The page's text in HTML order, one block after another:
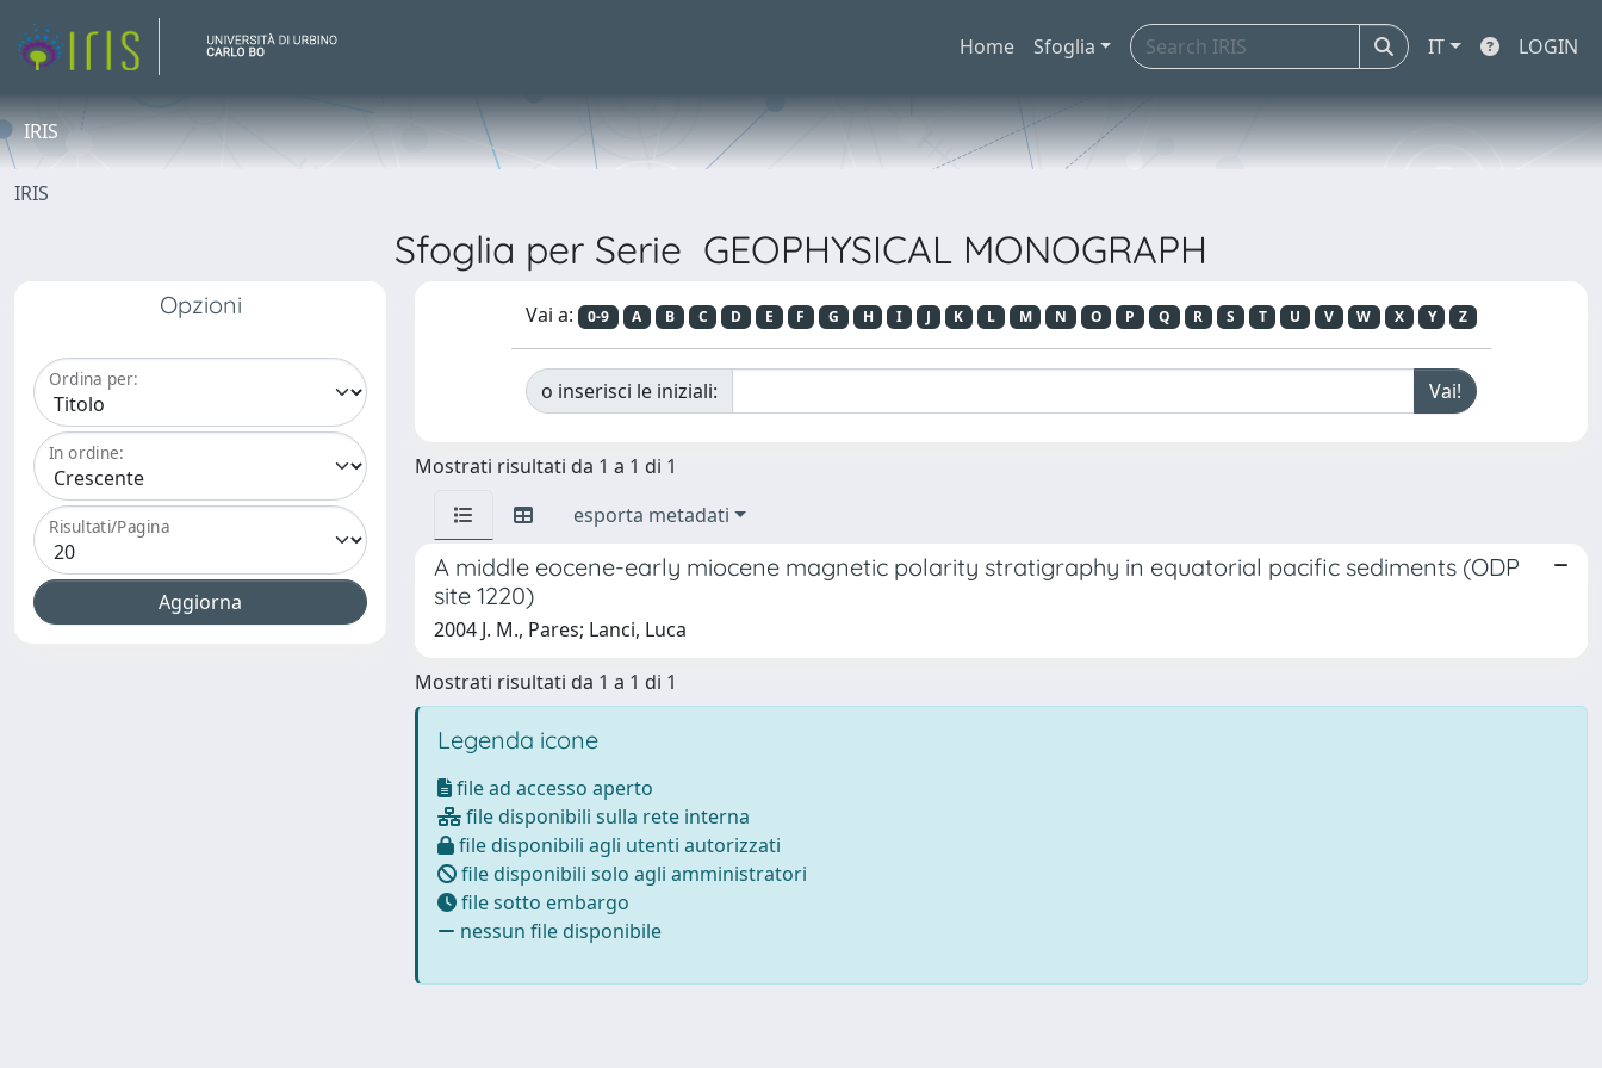
Home Sfoglia IT LOGIN
IRIS
IRIS
Sfoglia per Serie GEOPHYSICAL MONOGRAPH
Opzioni
Ordina per:
In ordine:
Risultati/Pagina
Vai a: 0-9 A B C D E F G H I J K L M N O P Q R S T U V W X Y Z
o inserisci le iniziali:
Mostrati risultati da 1 a 1 di 1
esporta metadati
A middle eocene-early miocene magnetic polarity stratigraphy in equatorial pacific sediments (ODP
site 1220)
2004 J. M., Pares; Lanci, Luca
Mostrati risultati da 1 a 1 di 1
Legenda icone
file ad accesso aperto
file disponibili sulla rete interna
file disponibili agli utenti autorizzati
file disponibili solo agli amministratori
file sotto embargo
nessun file disponibile